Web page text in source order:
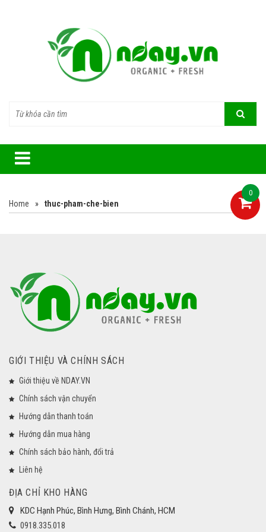
Home » thuc-pham-che-bien
GIỚI THIỆU VÀ CHÍNH SÁCH
Giới thiệu về NDAY.VN
Chính sách vận chuyển
Hướng dẫn thanh toán
Hướng dẫn mua hàng
Chính sách bảo hành, đổi trả
Liên hệ
ĐỊA CHỈ KHO HÀNG
KDC Hạnh Phúc, Bình Hưng, Bình Chánh, HCM
0918.335.018
0